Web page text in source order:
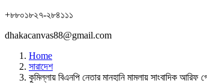
+৮৮০১৮২৭-২৮৪১১১
dhakacanvas88@gmail.com
Home
সারাদেশ
কুমিল্লায় বিএনপি নেতার মানহানি মামলায় সাংবাদিক